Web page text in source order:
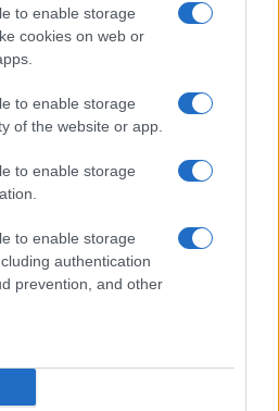
to enable storage
cookies on web or
to enable storage
of the website or app.
to enable storage
to enable storage
authentication
prevention, and other
come piattaforma di
alla newsletter accetti che le
l'informativa sulla privacy
nel piè di pagina delle